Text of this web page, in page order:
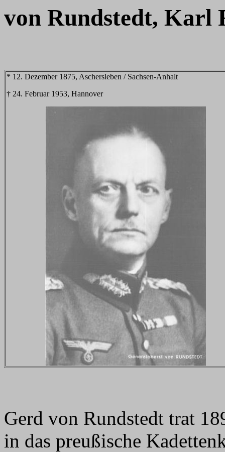
von Rundstedt, Karl
* 12. Dezember 1875, Aschersleben / Sachsen-Anhalt
† 24. Februar 1953, Hannover
Gerd von Rundstedt trat
in das preußische